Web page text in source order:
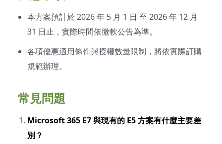
本方案預計於 2026 年 5 月 1 日 至 2026 年 12 月
31 日止，實際時間依微軟公告為準。
各項優惠適用條件與授權數量限制，將依實際訂購
規範辦理。
常見問題
Microsoft 365 E7 與現有的 E5 方案有什麼主要差
別？